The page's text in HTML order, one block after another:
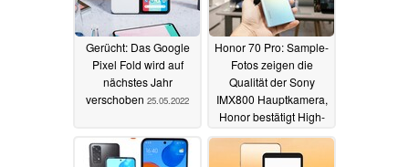
Gerücht: Das Google
Pixel Fold wird auf
nächstes Jahr
verschoben 25.05.2022
Honor 70 Pro: Sample-
Fotos zeigen die
Qualität der Sony
IMX800 Hauptkamera,
Honor bestätigt High-
25.05.2022